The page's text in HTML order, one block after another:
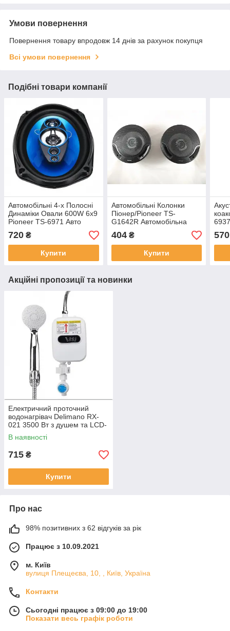
Умови повернення
Повернення товару впродовж 14 днів за рахунок покупця
Всі умови повернення
Подібні товари компанії
Автомобільні 4-х Полосні
Динаміки Овали 600W 6x9
Pioneer TS-6971 Авто
Колонки акустика Піонер
720 ₴
Купити
Автомобільні Колонки
Піонер/Pioneer TS-
G1642R Автомобільна
Акустика 16(см) 750 (Вт)
404₴
Купити
570
Акційні пропозиції та новинки
Електричний проточний
водонагрівач Delimano RX-
021 3500 Вт з душем та LCD-
дисплеєм
В наявності
715 ₴
Купити
Про нас
98% позитивних з 62 відгуків за рік
Працює з 10.09.2021
м. Київ
вулиця Плещеєва, 10, , Київ, Україна
Контакти
Сьогодні працює з 09:00 до 19:00
Показати весь графік роботи